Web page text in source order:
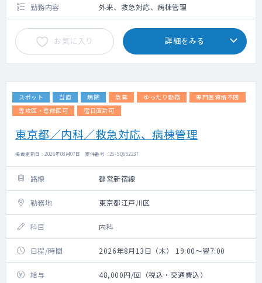
勤務内容 外来、救急対応、病棟管理
お気に入り 詳細をみる
スポット 当直 病院 急募 ゆったり勤務
専門医資格不問
専攻医・専修医可
宿日直許可
東京都／内科／救急対応、病棟管理
掲載更新日 : 2026年08月07日 案件番号 : 26-SQ652237
路線 都営新宿線
勤務地 東京都江戸川区
科目 内科
日程/時間 2026年8月13日（木） 19:00～翌7:00
給与 48,000円/回（税込・交通費込）